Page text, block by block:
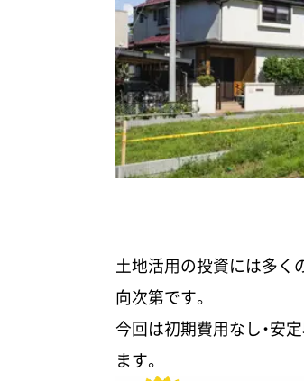
土地活用の投資には多く
向次第です。
今回は初期費用なし・安
ます。